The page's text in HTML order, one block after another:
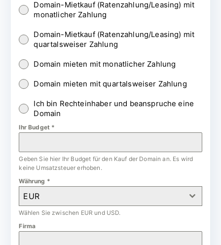
Domain-Mietkauf (Ratenzahlung/Leasing) mit
monatlicher Zahlung
Domain-Mietkauf (Ratenzahlung/Leasing) mit
quartalsweiser Zahlung
Domain mieten mit monatlicher Zahlung
Domain mieten mit quartalsweiser Zahlung
Ich bin Rechteinhaber und beanspruche eine
Domain
Ihr Budget *
Geben Sie hier Ihr Budget für den Kauf der Domain an. Es wird
keine Umsatzsteuer erhoben.
Währung *
EUR
Wählen Sie zwischen EUR und USD.
Firma